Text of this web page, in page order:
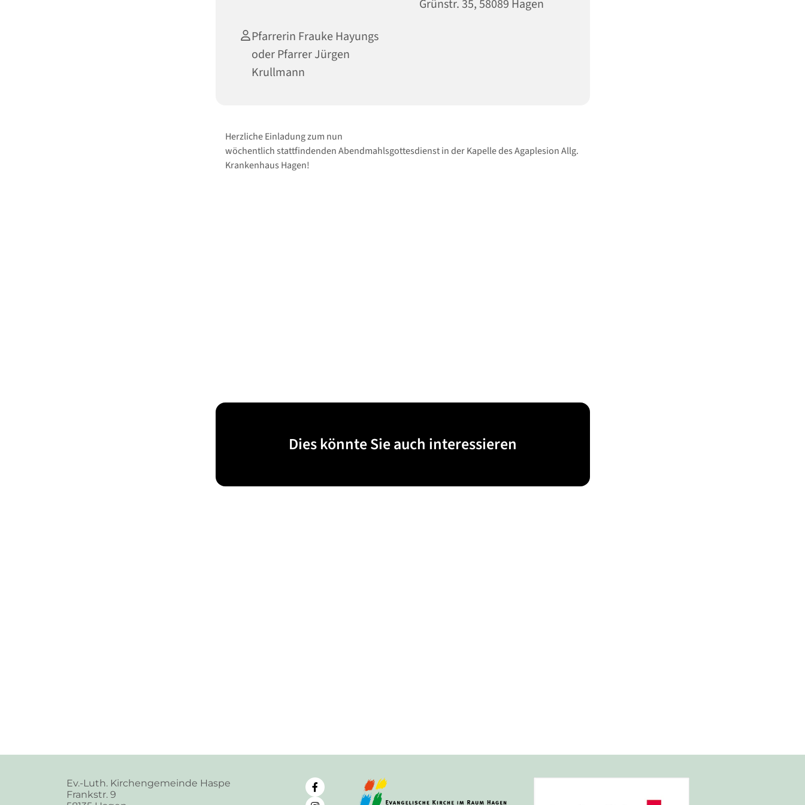
Grünstr. 35, 58089 Hagen
Pfarrerin Frauke Hayungs
oder Pfarrer Jürgen
Krullmann
Herzliche Einladung zum nun
wöchentlich stattfindenden Abendmahlsgottesdienst in der Kapelle des Agaplesion Allg.
Krankenhaus Hagen!
Dies könnte Sie auch interessieren
Ev.-Luth. Kirchengemeinde Haspe
Frankstr. 9